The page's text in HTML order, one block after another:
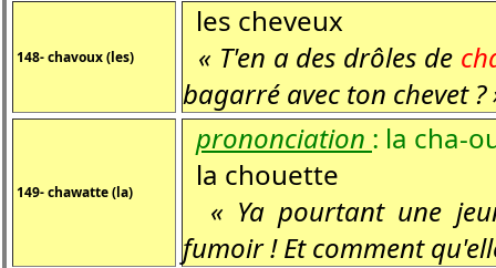
148- chavoux (les)
les cheveux
« T'en a des drôles de
bagarré avec ton chevet ?
149- chawatte (la)
prononciation : la cha-
la chouette
« Ya pourtant une
fumoir ! Et comment